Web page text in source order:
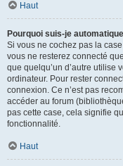
Haut
Pourquoi suis-je
Si vous ne cochez pas la case
vous ne resterez connecté
que quelqu’un d’autre utilise
ordinateur. Pour rester
connexion. Ce n’est pas
accéder au forum
pas cette case, cela signifie
fonctionnalité.
Haut